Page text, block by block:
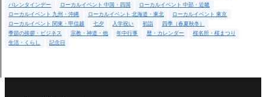
バレンタインデー
ローカルイベント 中国・四国
ローカルイベント 中部・近畿
ローカルイベント 九州・沖縄
ローカルイベント 北海道・東北
ローカルイベント 東京
ローカルイベント 関東・甲信越
七夕 入学祝い 初詣
四季（春夏秋冬）
季節の挨拶・ビジネス
宗教・神道・他 年中行事 暦・カレンダー
桜名所・桜まつり
生活・くらし
記念日